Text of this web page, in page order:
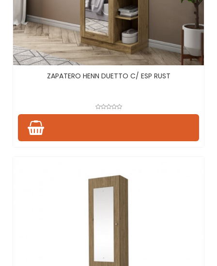
ZAPATERO HENN DUETTO C/ ESP RUST